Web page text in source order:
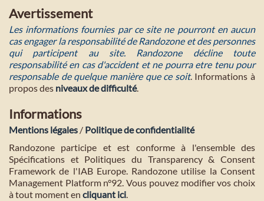
Avertissement
Les informations fournies par ce site ne pourront en aucun
cas engager la responsabilité de Randozone et des personnes
qui participent au site. Randozone décline toute
responsabilité en cas d'accident et ne pourra etre tenu pour
responsable de quelque manière que ce soit. Informations à
propos des niveaux de difficulté.
Informations
Mentions légales / Politique de confidentialité
Randozone participe et est conforme à l'ensemble des
Spécifications et Politiques du Transparency & Consent
Framework de l'IAB Europe. Randozone utilise la Consent
Management Platform n°92. Vous pouvez modifier vos choix
à tout moment en cliquant ici.